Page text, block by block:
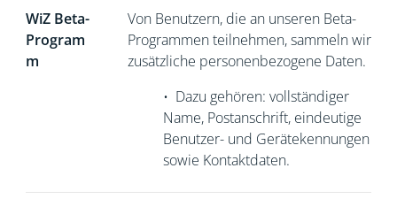
WiZ Beta-
Program
m
Von Benutzern, die an unseren Beta-
Programmen teilnehmen, sammeln wir
zusätzliche personenbezogene Daten.
• Dazu gehören: vollständiger
Name, Postanschrift, eindeutige
Benutzer- und Gerätekennungen
sowie Kontaktdaten.